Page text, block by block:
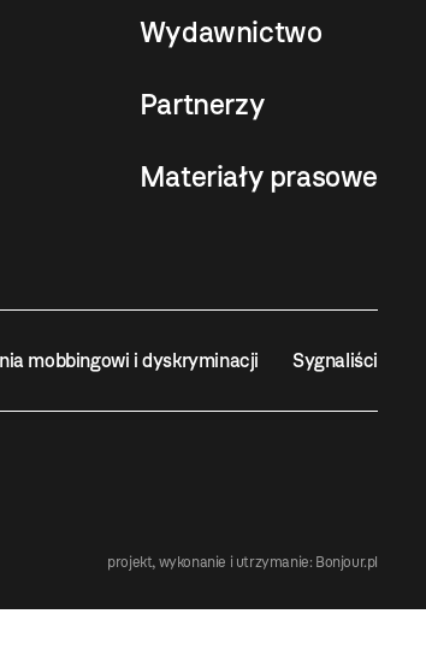
Wydawnictwo
Partnerzy
Materiały prasowe
mobbingowi i dyskryminacji Sygnaliści
projekt, wykonanie i utrzymanie: Bonjour.pl